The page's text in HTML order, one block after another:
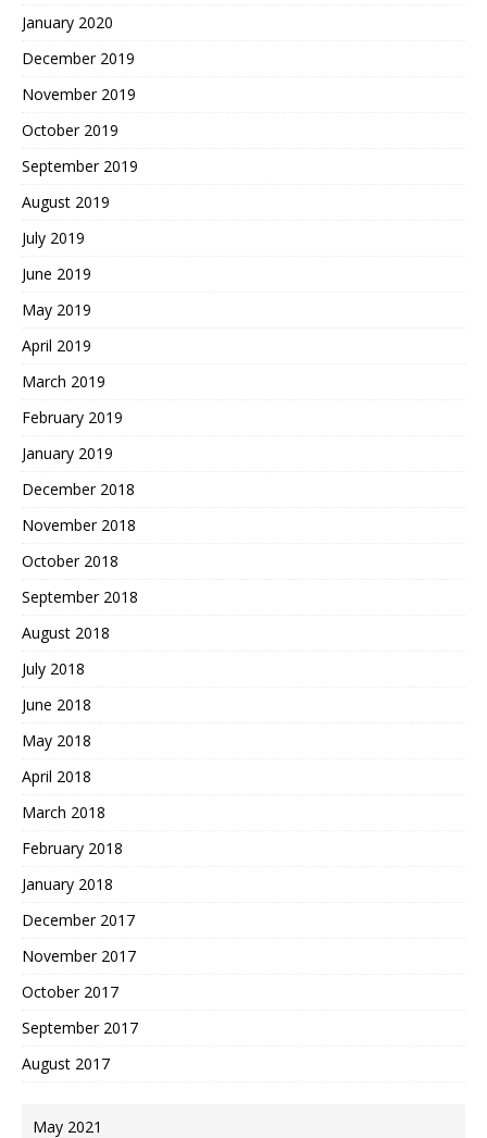
January 2020
December 2019
November 2019
October 2019
September 2019
August 2019
July 2019
June 2019
May 2019
April 2019
March 2019
February 2019
January 2019
December 2018
November 2018
October 2018
September 2018
August 2018
July 2018
June 2018
May 2018
April 2018
March 2018
February 2018
January 2018
December 2017
November 2017
October 2017
September 2017
August 2017
May 2021